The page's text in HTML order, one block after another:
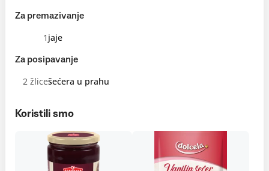
Za premazivanje
1 jaje
Za posipavanje
2 žlicešećera u prahu
Koristili smo